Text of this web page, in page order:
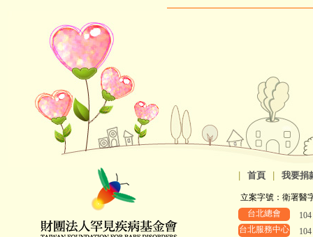
首頁 我要捐
立案字號：衛署醫
台北總會
台北服務中心